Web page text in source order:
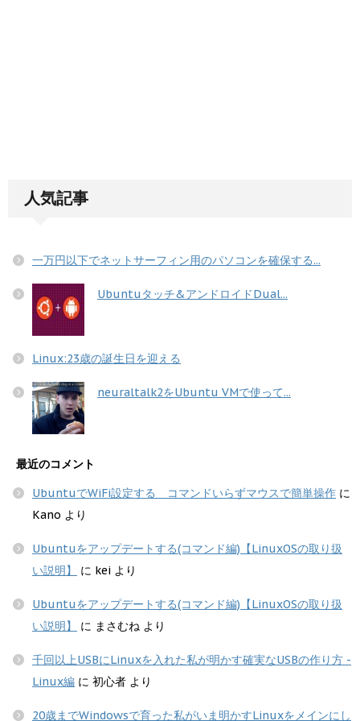
人気記事
一万円以下でネットサーフィン用のパソコンを確保する...
Ubuntuタッチ&アンドロイドDual...
Linux:23歳の誕生日を迎える
neuraltalk2をUbuntu VMで使って...
最近のコメント
UbuntuでWiFi設定する コマンドいらずマウスで簡単操作 に
Kano より
Ubuntuをアップデートする(コマンド編)【LinuxOSの取り扱
い説明】
に kei より
Ubuntuをアップデートする(コマンド編)【LinuxOSの取り扱
い説明】
に まさむね より
千回以上USBにLinuxを入れた私が明かす確実なUSBの作り方 -
Linux編 に 初心者 より
20歳までWindowsで育った私がいま明かすLinuxをメインにし